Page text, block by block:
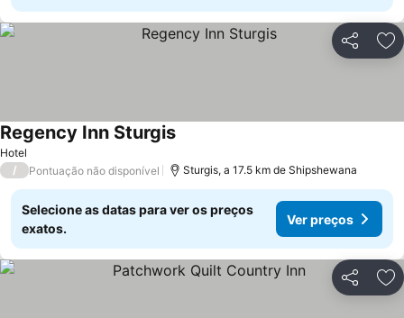
Partilhar
Hotel
Regency Inn Sturgis
/ Pontuação não disponível Sturgis, a 17.5 km de Shipshewana
Selecione as datas para ver os preços
exatos.
Ver preços
Partilhar